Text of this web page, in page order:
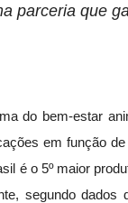
parceria que
do bem-estar
em função
é o 5º maior
segundo dados